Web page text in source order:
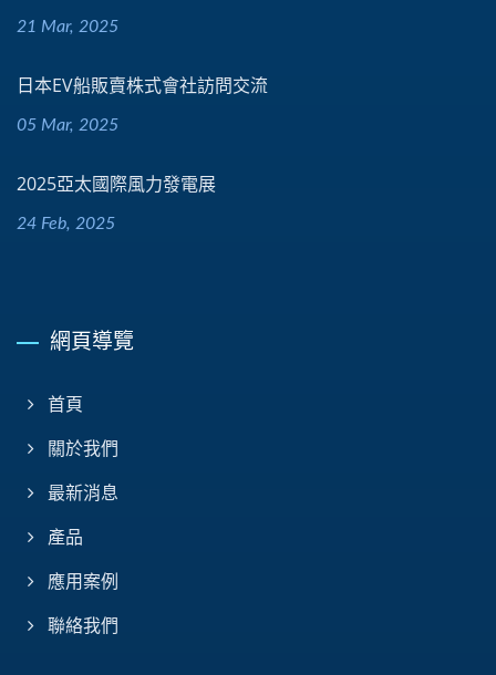
21 Mar, 2025
日本EV船販賣株式會社訪問交流
05 Mar, 2025
2025亞太國際風力發電展
24 Feb, 2025
網頁導覽
首頁
關於我們
最新消息
產品
應用案例
聯絡我們